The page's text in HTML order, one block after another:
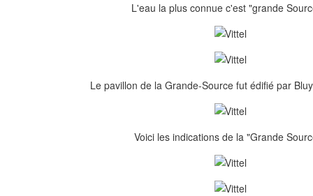
L'eau la plus connue c'est "grande
Le pavillon de la Grande-Source fut édifié par
Voici les indications de la "Grande